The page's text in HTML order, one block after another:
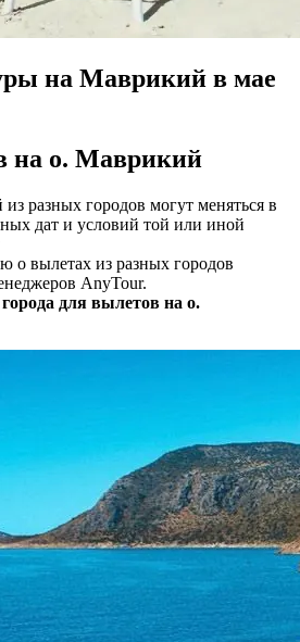
на Маврикий в мае
на о. Маврикий
разных городов могут меняться в
дат и условий той или иной
о вылетах из разных городов
AnyTour.
для вылетов на о.